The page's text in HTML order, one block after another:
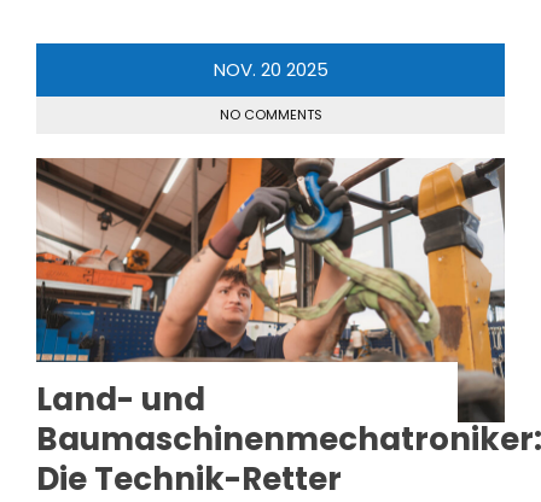
NOV. 20 2025
NO COMMENTS
Land- und
Baumaschinenmechatroniker:
Die Technik-Retter